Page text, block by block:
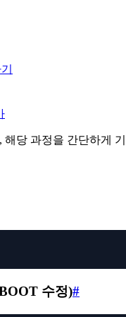
해당 과정을 간단하게
수정)#